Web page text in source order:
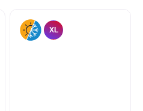
XL